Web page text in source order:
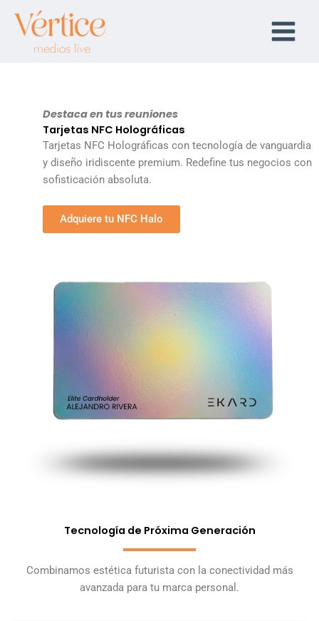
Destaca en tus reuniones
Tarjetas NFC Holográficas
Tarjetas NFC Holográficas con tecnología de vanguardia
y diseño iridiscente premium. Redefine tus negocios con
sofisticación absoluta.
Adquiere tu NFC Halo
Tecnología de Próxima Generación
Combinamos estética futurista con la conectividad más
avanzada para tu marca personal.